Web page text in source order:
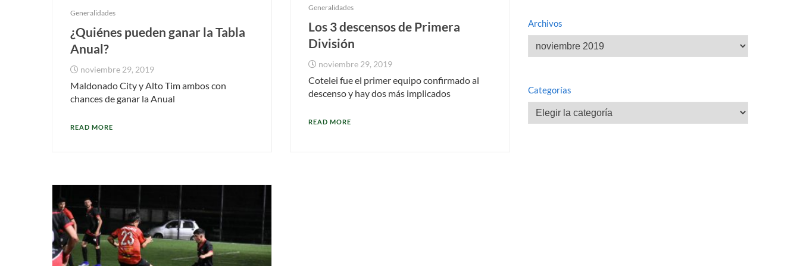
Generalidades
¿Quiénes pueden ganar la Tabla
Anual?
noviembre 29, 2019
Maldonado City y Alto Tim ambos con
chances de ganar la Anual
READ MORE
Generalidades
Los 3 descensos de Primera
División
noviembre 29, 2019
Cotelei fue el primer equipo confirmado al
descenso y hay dos más implicados
READ MORE
Archivos
Archivos
Categorías
Categorías